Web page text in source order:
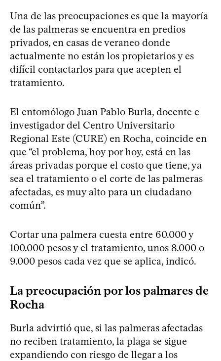
Una de las preocupaciones es que la mayoría
de las palmeras se encuentra en predios
privados, en casas de veraneo donde
actualmente no están los propietarios y es
difícil contactarlos para que acepten el
tratamiento.
El entomólogo Juan Pablo Burla, docente e
investigador del Centro Universitario
Regional Este (CURE) en Rocha, coincide en
que “el problema, hoy por hoy, está en las
áreas privadas porque el costo que tiene, ya
sea el tratamiento o el corte de las palmeras
afectadas, es muy alto para un ciudadano
común”.
Cortar una palmera cuesta entre 60.000 y
100.000 pesos y el tratamiento, unos 8.000 o
9.000 pesos cada vez que se aplica, indicó.
La preocupación por los palmares de
Rocha
Burla advirtió que, si las palmeras afectadas
no reciben tratamiento, la plaga se sigue
expandiendo con riesgo de llegar a los